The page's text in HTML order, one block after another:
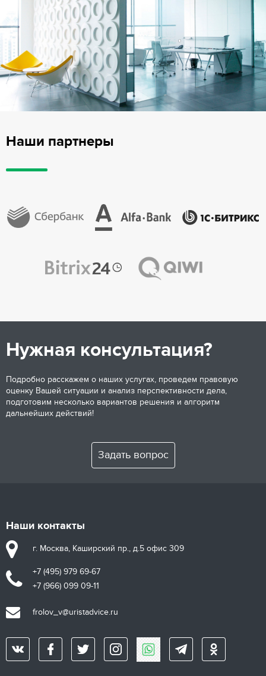
Наши партнеры
Нужная консультация?
Подробно расскажем о наших услугах, проведем правовую
оценку Вашей ситуации и анализ перспективности дела,
подготовим несколько вариантов решения и алгоритм
дальнейших действий!
Задать вопрос
Наши контакты
г. Москва, Каширский пр., д.5 офис 309
+7 (495) 979 69-67
+7 (966) 099 09-11
frolov_v@uristadvice.ru